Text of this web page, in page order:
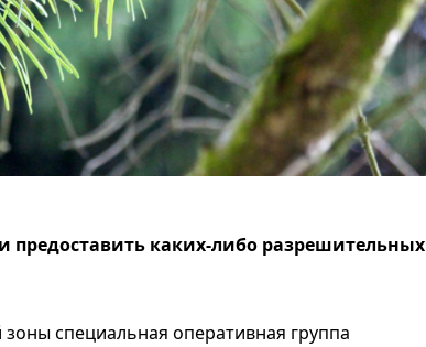
предоставить каких-либо разрешительных
специальная оперативная группа